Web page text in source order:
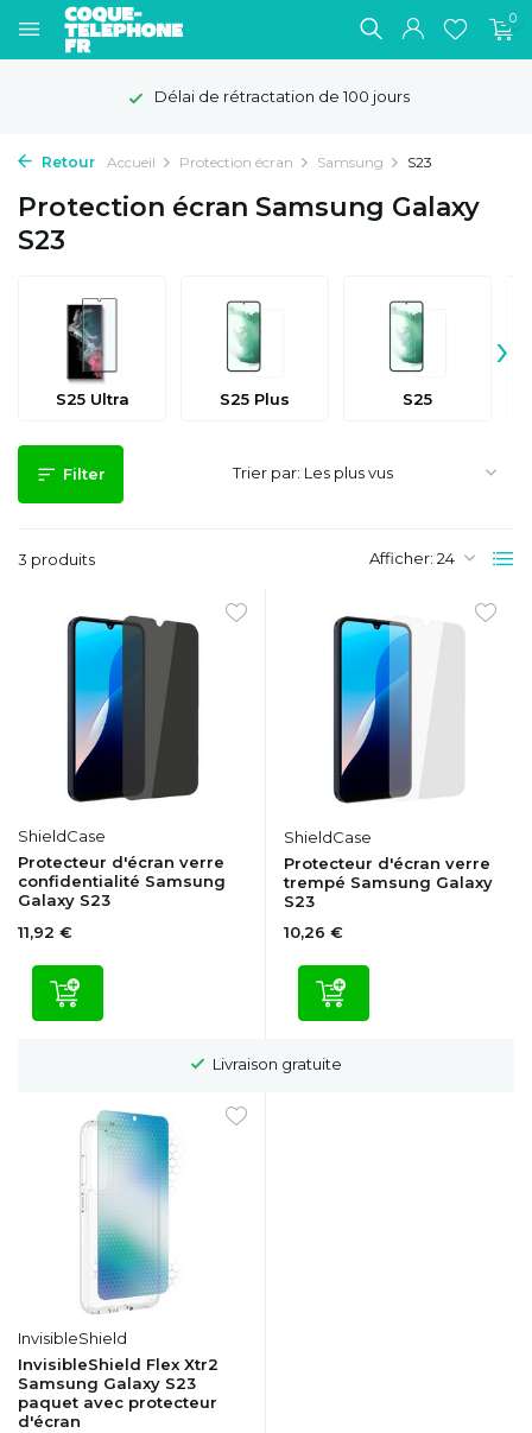
0
Délai de rétractation de 100 jours
Retour Accueil Protection écran Samsung S23
Protection écran Samsung Galaxy
S23
S25 Ultra S25 Plus S25
›
Filter
3 produits Afficher:
Trier par:
ShieldCase
Protecteur d'écran verre
confidentialité Samsung
Galaxy S23
11,92 €
ShieldCase
Protecteur d'écran verre
trempé Samsung Galaxy
S23
10,26 €
Livraison gratuite
InvisibleShield
InvisibleShield Flex Xtr2
Samsung Galaxy S23
paquet avec protecteur
d'écran